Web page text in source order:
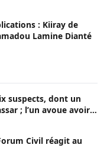
: Kiiray de
Lamine Dianté
suspects, dont un
; l’un avoue avoir
Civil réagit au